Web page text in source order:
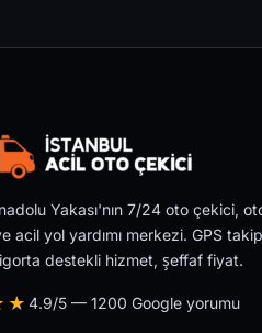
Yakası'nın 7/24 oto çekici,
acil yol yardımı merkezi. GPS
destekli hizmet, şeffaf fiyat.
4.9/5 — 1200 Google yorumu